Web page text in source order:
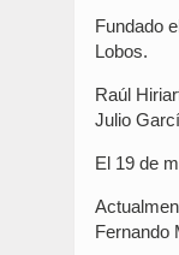
Fundado
Lobos.
Raúl
Julio
El 19 de
Fernando